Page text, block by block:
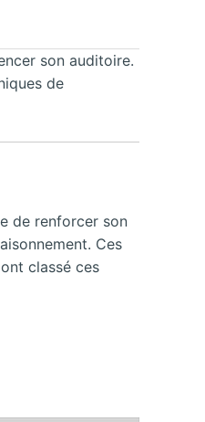
son auditoire.
de
de renforcer son
Ces
classé ces